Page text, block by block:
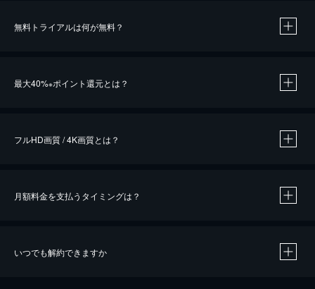
無料トライアルは何が無料？
最大40%※ポイント還元とは？
※40％ポイント還元の対象は、クレジットカード決済による作品の購入 / レンタルです。
フルHD画質 / 4K画質とは？
月額料金を支払うタイミングは？
いつでも解約できますか